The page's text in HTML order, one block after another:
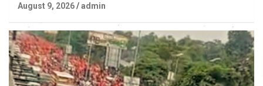
August 9, 2026 admin